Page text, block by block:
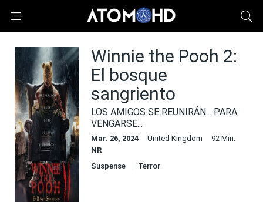
Winnie the Pooh 2:
El bosque
sangriento
LOS AMIGOS SE REUNIRÁN... PARA
VENGARSE...
Mar. 26, 2024 United Kingdom
92 Min.
NR
Suspense
Terror